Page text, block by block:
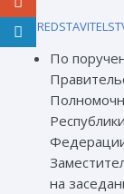
by
По
на